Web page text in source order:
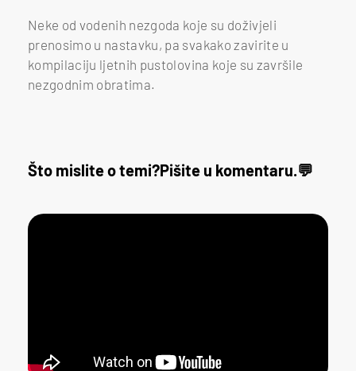
Neke od vodenih nezgoda koje su doživjeli
prenosimo u nastavku, pa svakako zavirite u
kompilaciju ljetnih pustolovina koje su završile
nezgodnim obratima.
Što mislite o temi?Pišite u komentaru.